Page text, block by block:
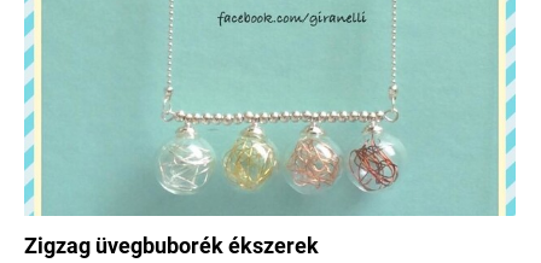
Zigzag üvegbuborék ékszerek